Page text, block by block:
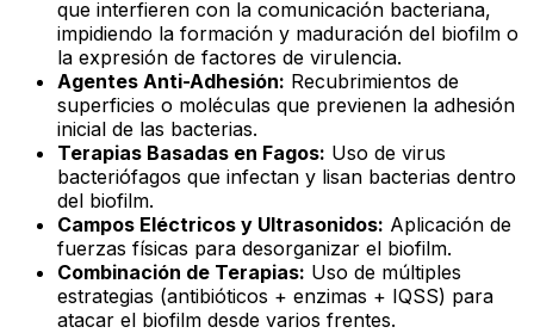
que interfieren con la comunicación bacteriana,
impidiendo la formación y maduración del biofilm o
la expresión de factores de virulencia.
Agentes Anti-Adhesión: Recubrimientos de
superficies o moléculas que previenen la adhesión
inicial de las bacterias.
Terapias Basadas en Fagos: Uso de virus
bacteriófagos que infectan y lisan bacterias dentro
del biofilm.
Campos Eléctricos y Ultrasonidos: Aplicación de
fuerzas físicas para desorganizar el biofilm.
Combinación de Terapias: Uso de múltiples
estrategias (antibióticos + enzimas + IQSS) para
atacar el biofilm desde varios frentes.